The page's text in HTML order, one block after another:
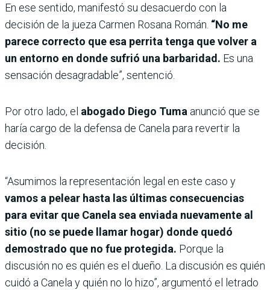
En ese sentido, manifestó su desacuerdo con la
decisión de la jueza Carmen Rosana Román. “No me
parece correcto que esa perrita tenga que volver a
un entorno en donde sufrió una barbaridad. Es una
sensación desagradable”, sentenció.
Por otro lado, el abogado Diego Tuma anunció que se
haría cargo de la defensa de Canela para revertir la
decisión.
“Asumimos la representación legal en este caso y
vamos a pelear hasta las últimas consecuencias
para evitar que Canela sea enviada nuevamente al
sitio (no se puede llamar hogar) donde quedó
demostrado que no fue protegida. Porque la
discusión no es quién es el dueño. La discusión es quién
cuidó a Canela y quién no lo hizo”, argumentó el letrado